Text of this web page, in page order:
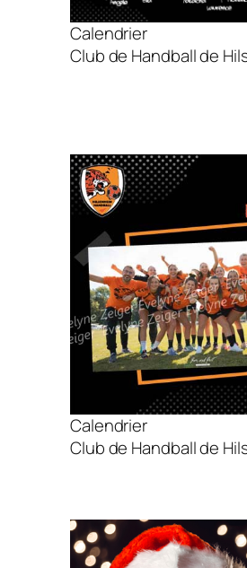
Calendrier
Club de Handball de
Calendrier
Club de Handball de